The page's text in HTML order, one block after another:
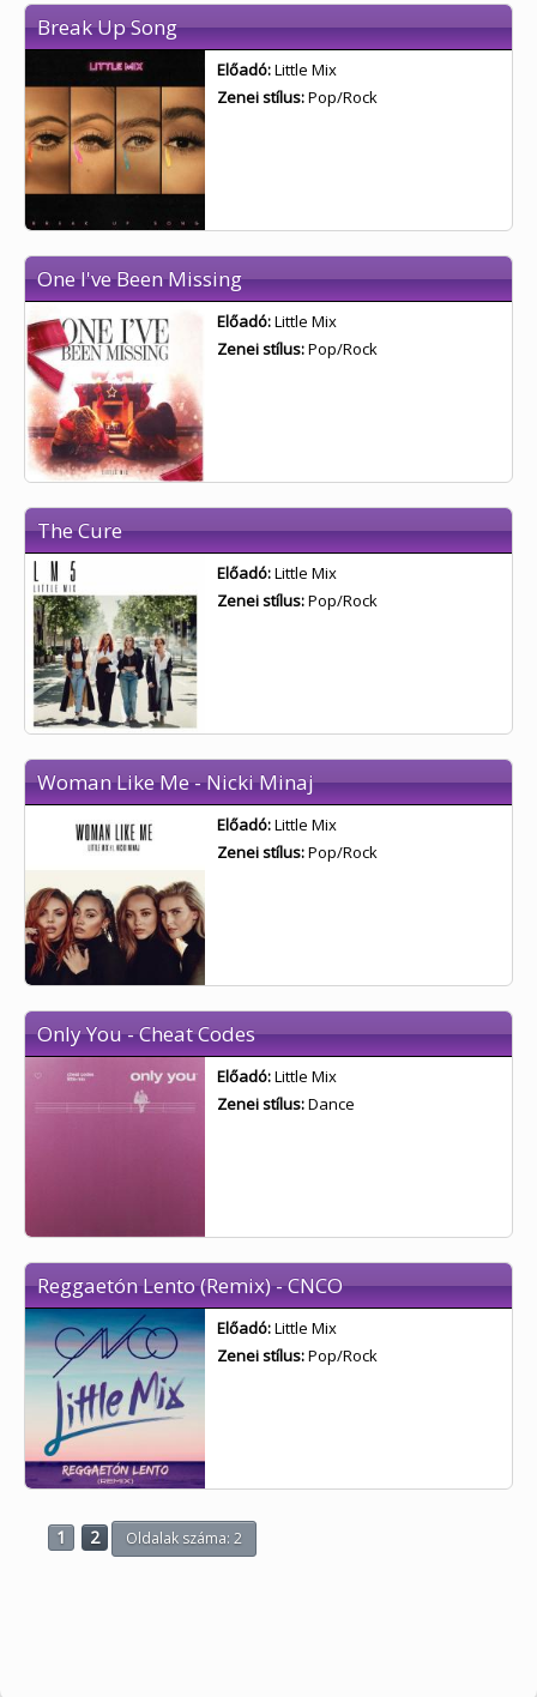
Break Up Song
Előadó:Little Mix
Zenei stílus:Pop/Rock
One I've Been Missing
Előadó:Little Mix
Zenei stílus:Pop/Rock
The Cure
Előadó:Little Mix
Zenei stílus:Pop/Rock
Woman Like Me - Nicki Minaj
Előadó:Little Mix
Zenei stílus:Pop/Rock
Only You - Cheat Codes
Előadó:Little Mix
Zenei stílus:Dance
Reggaetón Lento (Remix) - CNCO
Előadó:Little Mix
Zenei stílus:Pop/Rock
1 2 Oldalak száma: 2